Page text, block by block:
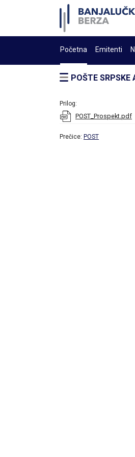
Početna Emitenti
POŠTE SRPSKE
Prilog:
POST_Prospekt.pdf
Prečice: POST